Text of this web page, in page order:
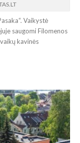
Vaikystė
saugomi Filomenos
kavinės